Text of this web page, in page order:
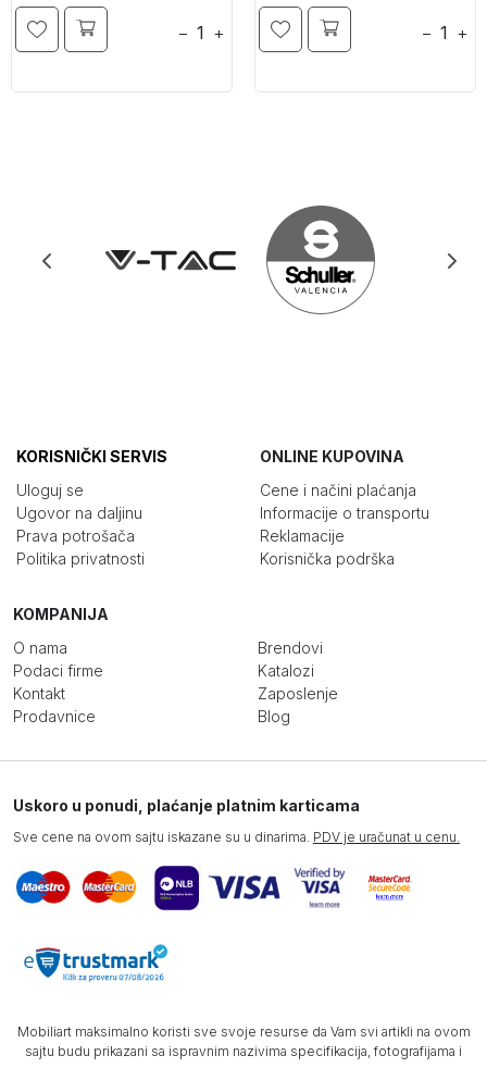
− + − +
KORISNIČKI SERVIS
Uloguj se
Ugovor na daljinu
Prava potrošača
Politika privatnosti
ONLINE KUPOVINA
Cene i načini plaćanja
Informacije o transportu
Reklamacije
Korisnička podrška
KOMPANIJA
O nama
Podaci firme
Kontakt
Prodavnice
Brendovi
Katalozi
Zaposlenje
Blog
Uskoro u ponudi, plaćanje platnim karticama
Sve cene na ovom sajtu iskazane su u dinarima. PDV je uračunat u cenu.
Mobiliart maksimalno koristi sve svoje resurse da Vam svi artikli na ovom
sajtu budu prikazani sa ispravnim nazivima specifikacija, fotografijama i